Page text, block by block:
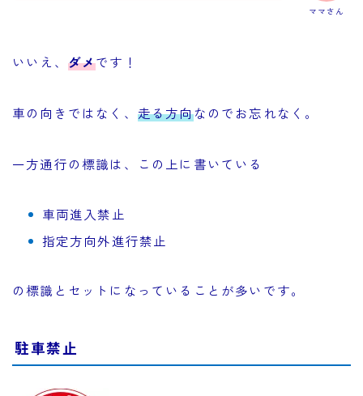
ママさん
いいえ、 ダメです！
車の向きではなく、 走る方向なのでお忘れなく。
一方通行の標識は、この上に書いている
車両進入禁止
指定方向外進行禁止
の標識とセットになっていることが多いです。
駐車禁止